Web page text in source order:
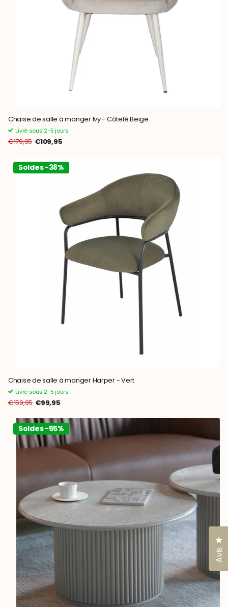
Chaise de salle à manger Ivy - Côtelé Beige
Livré sous 2-5 jours
€179,95 €109,95
Soldes -38%
Chaise de salle à manger Harper - Vert
Livré sous 2-5 jours
€159,95 €99,95
Soldes -55%
Avis